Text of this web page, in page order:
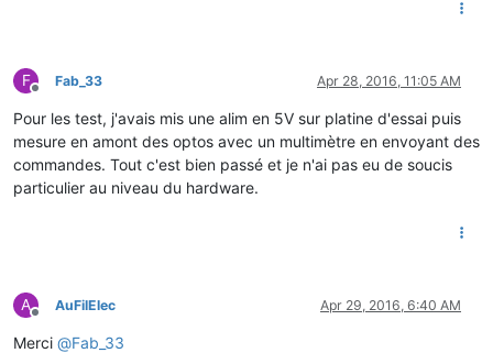
F
Offline
Fab_33 Apr 28, 2016, 11:05 AM
Pour les test, j'avais mis une alim en 5V sur platine d'essai puis
mesure en amont des optos avec un multimètre en envoyant des
commandes. Tout c'est bien passé et je n'ai pas eu de soucis
particulier au niveau du hardware.
A
Offline
AuFilElec Apr 29, 2016, 6:40 AM
Merci @Fab_33